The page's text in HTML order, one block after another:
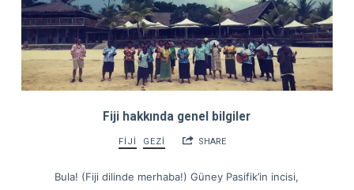
Fiji hakkında genel bilgiler
FİJİ GEZİ SHARE
Bula! (Fiji dilinde merhaba!) Güney Pasifik’in incisi,